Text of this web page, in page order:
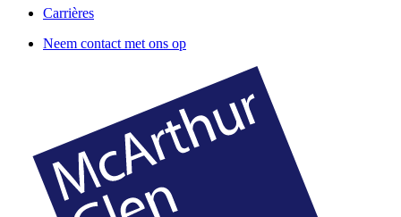
Carrières
Neem contact met ons op